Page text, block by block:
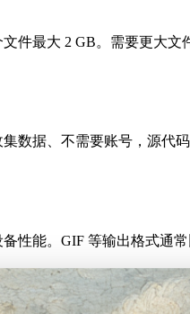
最大 2 GB。需要更大文
数据、不需要账号，源代码
性能。GIF 等输出格式通常